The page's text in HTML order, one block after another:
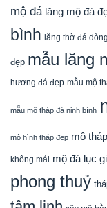
mộ đá lăng mộ đá
bình lăng thờ đá
đẹp mẫu lăng
hương đá đẹp mẫu mộ
mẫu mộ tháp đá ninh bình
mộ hình tháp đẹp mộ
không mái mộ đá lục
phong thuỷ